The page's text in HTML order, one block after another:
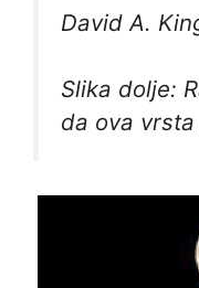
David A.
Slika dolje:
da ova